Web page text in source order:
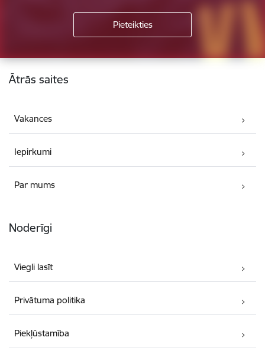
Kājene
Ātrās saites
Vakances
Iepirkumi
Par mums
Noderīgi
Viegli lasīt
Privātuma politika
Piekļūstamība